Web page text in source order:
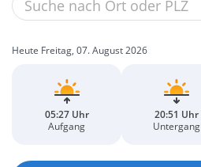
Heute Freitag, 07. August 2026
05:27 Uhr
Aufgang
20:51 Uhr
Untergang